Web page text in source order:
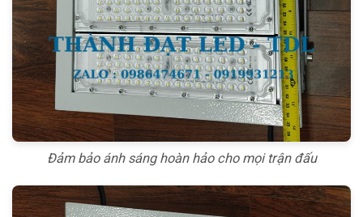
Đảm bảo ánh sáng hoàn hảo cho mọi trận đấu